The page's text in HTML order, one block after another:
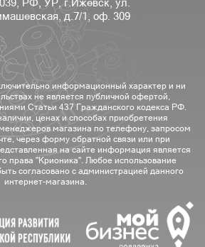
РФ, УР, г.Ижевск, ул.
д.7/1, оф. 309
информационный характер и ни
не является публичной офертой,
Статьи 437 Гражданского кодекса РФ.
ценах и способах приобретения
магазина по телефону, запросом
через форму обратной связи или при
на сайте информация является
права "Крионика". Любое использование
согласовано с администрацией данного
интернет-магазина.